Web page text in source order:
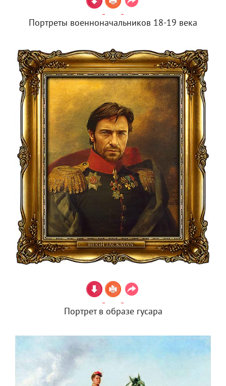
Портреты военноначальников 18-19 века
Портрет в образе гусара